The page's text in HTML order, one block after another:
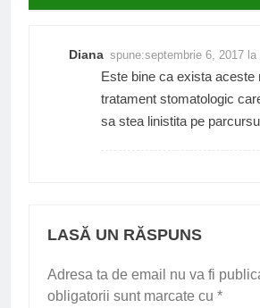
Diana spune:septembrie 6, 2017 la
Este bine ca exista aceste
tratament stomatologic
sa stea linistita pe
LASĂ UN RĂSPUNS
Adresa ta de email nu va fi
obligatorii sunt marcate cu *